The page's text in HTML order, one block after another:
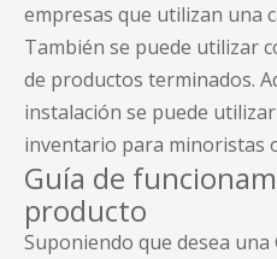
empresas que utilizan una
También se puede utilizar
de productos terminados.
instalación se puede
inventario para minoristas
Guía de
producto
Suponiendo que desea una